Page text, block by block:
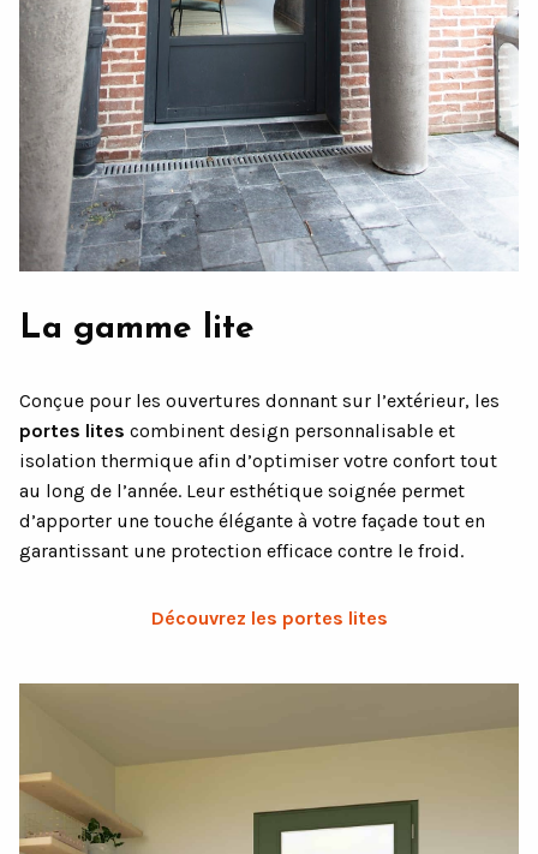
La gamme lite
Conçue pour les ouvertures donnant sur l’extérieur, les
portes lites combinent design personnalisable et
isolation thermique afin d’optimiser votre confort tout
au long de l’année. Leur esthétique soignée permet
d’apporter une touche élégante à votre façade tout en
garantissant une protection efficace contre le froid.
Découvrez les portes lites